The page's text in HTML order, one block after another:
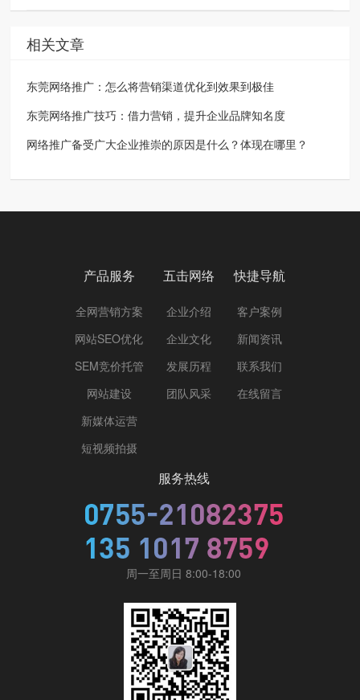
相关文章
东莞网络推广：怎么将营销渠道优化到效果到极佳
东莞网络推广技巧：借力营销，提升企业品牌知名度
网络推广备受广大企业推崇的原因是什么？体现在哪里？
产品服务
全网营销方案
网站SEO优化
SEM竞价托管
网站建设
新媒体运营
短视频拍摄
五击网络
企业介绍
企业文化
发展历程
团队风采
快捷导航
客户案例
新闻资讯
联系我们
在线留言
服务热线
周一至周日 8:00-18:00